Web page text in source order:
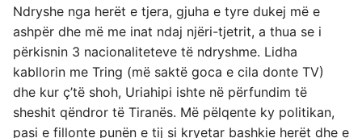
Ndryshe nga herët e tjera, gjuha e tyre dukej më e
ashpër dhe më me inat ndaj njëri-tjetrit, a thua se i
përkisnin 3 nacionaliteteve të ndryshme. Lidha
kabllorin me Tring (më saktë goca e cila donte TV)
dhe kur ç’të shoh, Uriahipi ishte në përfundim të
sheshit qëndror të Tiranës. Më pëlqente ky politikan,
pasi e fillonte punën e tij si kryetar bashkie herët dhe e